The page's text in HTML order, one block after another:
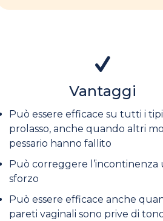
Vantaggi
Può essere efficace su tutti i
prolasso, anche quando altri
pessario hanno fallito
Può correggere l’incontinenza
sforzo
Può essere efficace anche
pareti vaginali sono prive di